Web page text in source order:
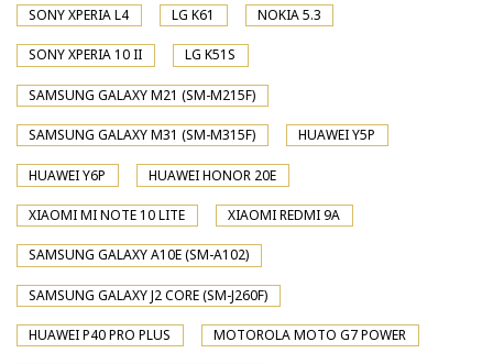
SONY XPERIA L4 LG K61 NOKIA 5.3
SONY XPERIA 10 II LG K51S
SAMSUNG GALAXY M21 (SM-M215F)
SAMSUNG GALAXY M31 (SM-M315F) HUAWEI Y5P
HUAWEI Y6P HUAWEI HONOR 20E
XIAOMI MI NOTE 10 LITE XIAOMI REDMI 9A
SAMSUNG GALAXY A10E (SM-A102)
SAMSUNG GALAXY J2 CORE (SM-J260F)
HUAWEI P40 PRO PLUS MOTOROLA MOTO G7 POWER